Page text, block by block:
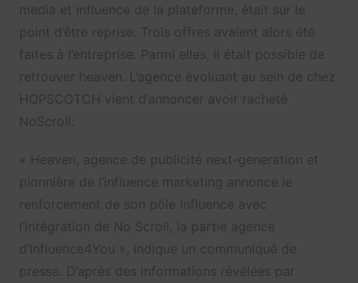
media et influence de la plateforme, était sur le
point d’être reprise. Trois offres avaient alors été
faites à l’entreprise. Parmi elles, il était possible de
retrouver heaven. L’agence évoluant au sein de chez
HOPSCOTCH vient d’annoncer avoir racheté
NoScroll.
«
Heaven, agence de publicité next-generation et
pionnière de l’influence marketing annonce le
renforcement de son pôle Influence avec
l’intégration de No Scroll, la partie agence
d’Influence4You », indique un communiqué de
presse. D’après des informations révélées par